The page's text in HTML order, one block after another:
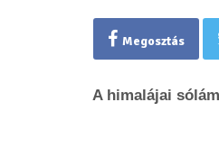
Megosztás
A himalájai